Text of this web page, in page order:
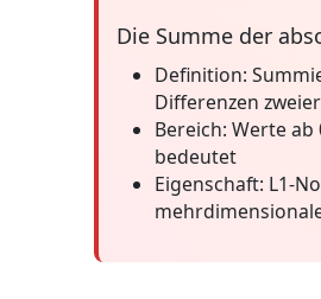
Die Summe der
Definition:
Differenzen
Bereich: Werte ab
bedeutet
Eigenschaft: L1-